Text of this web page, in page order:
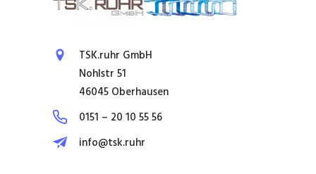
TSK.ruhr GmbH
Nohlstr 51
46045 Oberhausen
0151 – 20 10 55 56
info@tsk.ruhr